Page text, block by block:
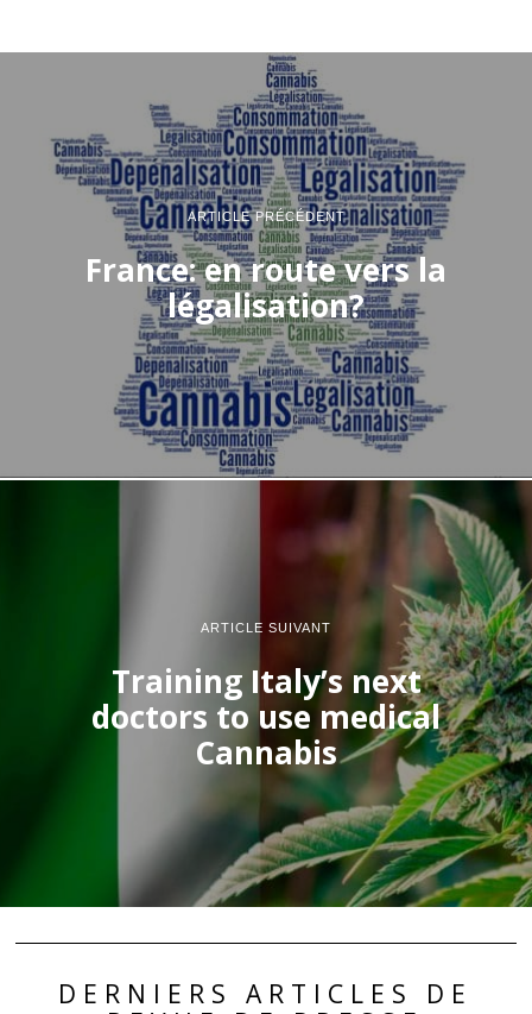
ARTICLE PRÉCÉDENT
France: en route vers la
légalisation?
ARTICLE SUIVANT
Training Italy’s next
doctors to use medical
Cannabis
DERNIERS ARTICLES DE